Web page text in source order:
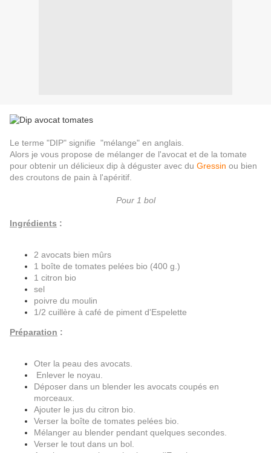
Le terme "DIP" signifie "mélange" en anglais.
Alors je vous propose de mélanger de l'avocat et de la tomate
pour obtenir un délicieux dip à déguster avec du Gressin ou bien
des croutons de pain à l'apéritif.
Pour 1 bol
Ingrédients :
2 avocats bien mûrs
1 boîte de tomates pelées bio (400 g.)
1 citron bio
sel
poivre du moulin
1/2 cuillère à café de piment d'Espelette
Préparation :
Oter la peau des avocats.
Enlever le noyau.
Déposer dans un blender les avocats coupés en
morceaux.
Ajouter le jus du citron bio.
Verser la boîte de tomates pelées bio.
Mélanger au blender pendant quelques secondes.
Verser le tout dans un bol.